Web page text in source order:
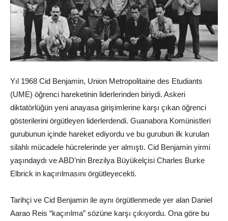
Yıl 1968 Cid Benjamin, Union Metropolitaine des Etudiants
(UME) öğrenci hareketinin liderlerinden biriydi. Askeri
diktatörlüğün yeni anayasa girişimlerine karşı çıkan öğrenci
gösterilerini örgütleyen liderlerdendi. Guanabora Komünistleri
gurubunun içinde hareket ediyordu ve bu gurubun ilk kurulan
silahlı mücadele hücrelerinde yer almıştı. Cid Benjamin yirmi
yaşındaydı ve ABD’nin Brezilya Büyükelçisi Charles Burke
Elbrick in kaçırılmasını örgütleyecekti.
Tarihçi ve Cid Benjamin ile aynı örgütlenmede yer alan Daniel
Aarao Reis “kaçırılma” sözüne karşı çıkıyordu. Ona göre bu